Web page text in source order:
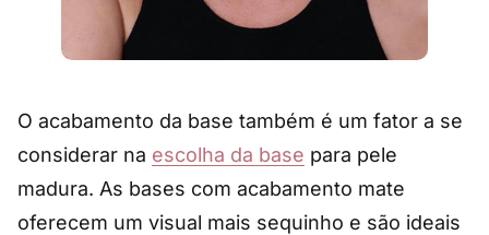
O acabamento da base também é um fator a se
considerar na escolha da base para pele
madura. As bases com acabamento mate
oferecem um visual mais sequinho e são ideais